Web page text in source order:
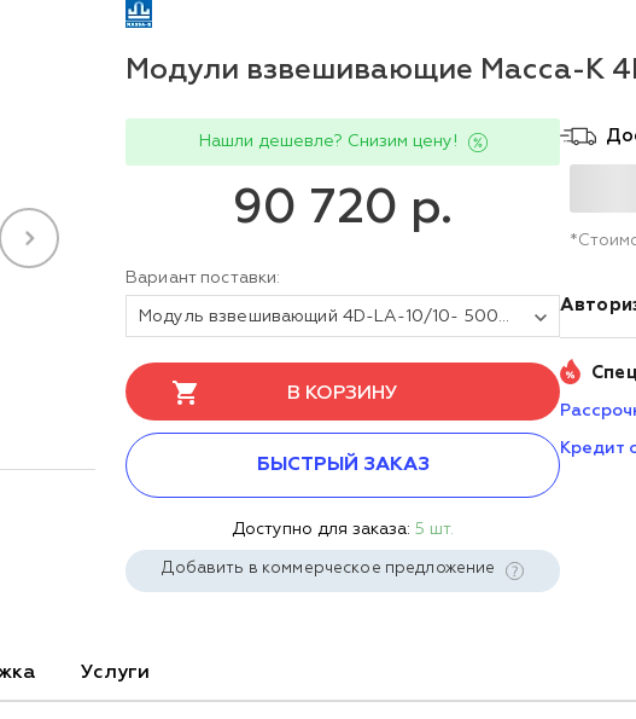
Модули взвешивающие Масса-К
Нашли дешевле? Снизим цену!
90 720 р.
Вариант поставки:
Модуль взвешивающий 4D-LA-10/10- 500 (LA-2)
В КОРЗИНУ
БЫСТРЫЙ ЗАКАЗ
Доступно для заказа: 5 шт.
Добавить в коммерческое предложение
Кредит
Услуги